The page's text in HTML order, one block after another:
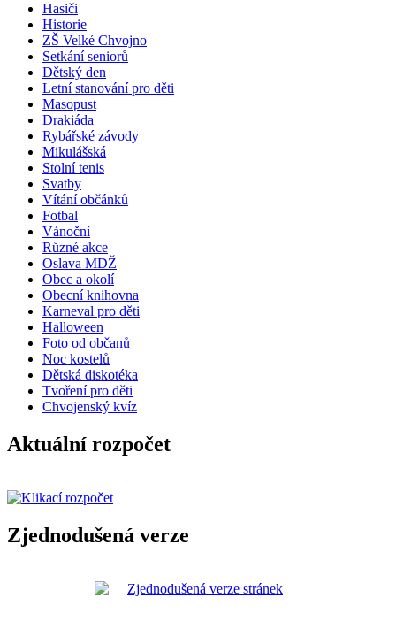
Hasiči
Historie
ZŠ Velké Chvojno
Setkání seniorů
Dětský den
Letní stanování pro děti
Masopust
Drakiáda
Rybářské závody
Mikulášská
Stolní tenis
Svatby
Vítání občánků
Fotbal
Vánoční
Různé akce
Oslava MDŽ
Obec a okolí
Obecní knihovna
Karneval pro děti
Halloween
Foto od občanů
Noc kostelů
Dětská diskotéka
Tvoření pro děti
Chvojenský kvíz
Aktuální rozpočet
Zjednodušená verze